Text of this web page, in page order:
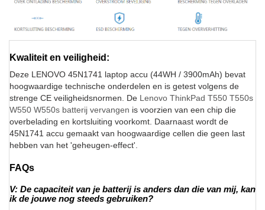
Kwaliteit en veiligheid:
Deze LENOVO 45N1741 laptop accu (44WH / 3900mAh) bevat
hoogwaardige technische onderdelen en is getest volgens de
strenge CE veiligheidsnormen. De Lenovo ThinkPad T550 T550s
W550 W550s batterij vervangen is voorzien van een chip die
overbelading en kortsluiting voorkomt. Daarnaast wordt de
45N1741 accu gemaakt van hoogwaardige cellen die geen last
hebben van het 'geheugen-effect'.
FAQs
V: De capaciteit van je batterij is anders dan die van mij, kan
ik de jouwe nog steeds gebruiken?